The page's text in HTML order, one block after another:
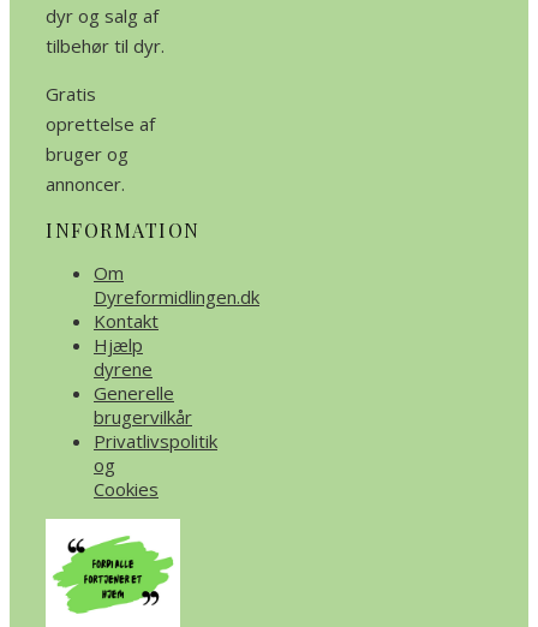
dyr og salg af
tilbehør til dyr.
Gratis
oprettelse af
bruger og
annoncer.
INFORMATION
Om
Dyreformidlingen.dk
Kontakt
Hjælp
dyrene
Generelle
brugervilkår
Privatlivspolitik
og
Cookies